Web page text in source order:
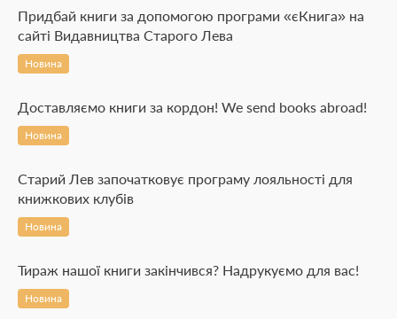
Придбай книги за допомогою програми «єКнига» на
сайті Видавництва Старого Лева
Новина
Доставляємо книги за кордон! We send books abroad!
Новина
Старий Лев започатковує програму лояльності для
книжкових клубів
Новина
Тираж нашої книги закінчився? Надрукуємо для вас!
Новина